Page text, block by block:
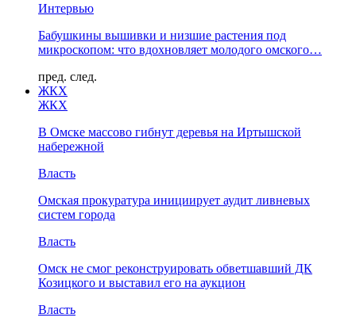
Интервью
Бабушкины вышивки и низшие растения под
микроскопом: что вдохновляет молодого омского…
пред. след.
ЖКХ
ЖКХ
В Омске массово гибнут деревья на Иртышской
набережной
Власть
Омская прокуратура инициирует аудит ливневых
систем города
Власть
Омск не смог реконструировать обветшавший ДК
Козицкого и выставил его на аукцион
Власть